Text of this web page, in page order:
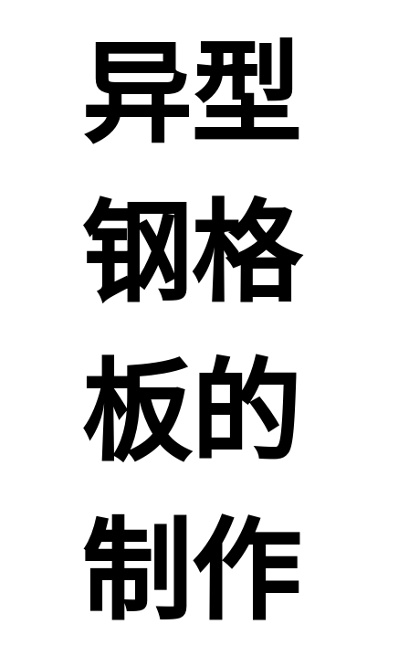
异型
钢格
板的
制作